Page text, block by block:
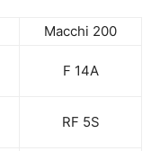
Macchi 200
F 14A
RF 5S